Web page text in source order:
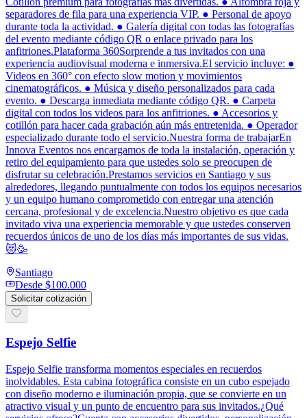
separadores de fila para una experiencia VIP. ● Personal de apoyo
durante toda la actividad. ● Galería digital con todas las fotografías
del evento mediante código QR o enlace privado para los
anfitriones.Plataforma 360Sorprende a tus invitados con una
experiencia audiovisual moderna e inmersiva.El servicio incluye: ●
Videos en 360° con efecto slow motion y movimientos
cinematográficos. ● Música y diseño personalizados para cada
evento. ● Descarga inmediata mediante código QR. ● Carpeta
digital con todos los videos para los anfitriones. ● Accesorios y
cotillón para hacer cada grabación aún más entretenida. ● Operador
especializado durante todo el servicio.Nuestra forma de trabajarEn
Innova Eventos nos encargamos de toda la instalación, operación y
retiro del equipamiento para que ustedes solo se preocupen de
disfrutar su celebración.Prestamos servicios en Santiago y sus
alrededores, llegando puntualmente con todos los equipos necesarios
y un equipo humano comprometido con entregar una atención
cercana, profesional y de excelencia.Nuestro objetivo es que cada
invitado viva una experiencia memorable y que ustedes conserven
recuerdos únicos de uno de los días más importantes de sus vidas.
😻🥳
Santiago
Desde $100.000
Solicitar cotización
Espejo Selfie
Espejo Selfie transforma momentos especiales en recuerdos
inolvidables. Esta cabina fotográfica consiste en un cubo espejado
con diseño moderno e iluminación propia, que se convierte en un
atractivo visual y un punto de encuentro para sus invitados.¿Qué